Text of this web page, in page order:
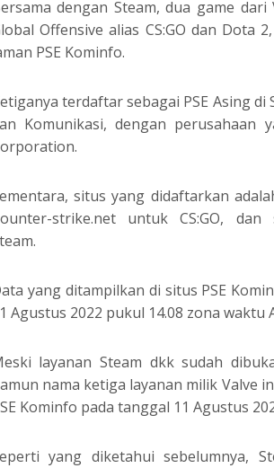
dengan Steam, dua game
Offensive alias CS:GO dan Dota
PSE Kominfo.
terdaftar sebagai PSE Asing
Komunikasi, dengan perusahaan
situs yang didaftarkan
strike.net untuk CS:GO, dan
yang ditampilkan di situs PSE
Agustus 2022 pukul 14.08 zona waktu
layanan Steam dkk sudah
nama ketiga layanan milik Valve
Kominfo pada tanggal 11 Agustus
yang diketahui sebelumnya,